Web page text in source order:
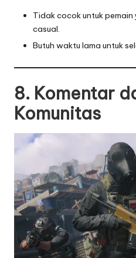
Tidak cocok untuk
casual.
Butuh waktu lama untuk
8. Komentar
Komunitas